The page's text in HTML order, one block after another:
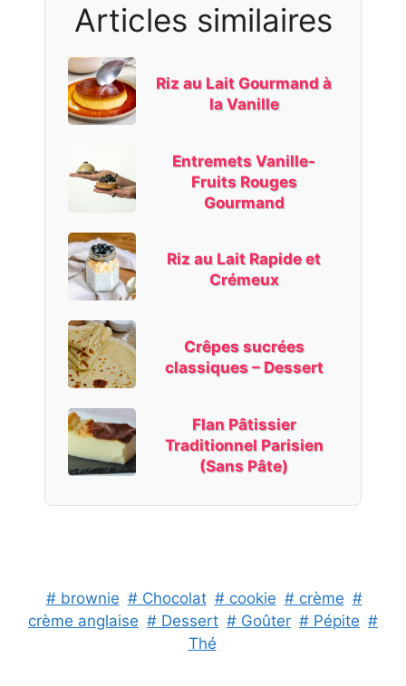
Articles similaires
Riz au Lait Gourmand à
la Vanille
Entremets Vanille-
Fruits Rouges
Gourmand
Riz au Lait Rapide et
Crémeux
Crêpes sucrées
classiques – Dessert
Flan Pâtissier
Traditionnel Parisien
(Sans Pâte)
# brownie # Chocolat # cookie # crème #
crème anglaise # Dessert # Goûter # Pépite #
Thé